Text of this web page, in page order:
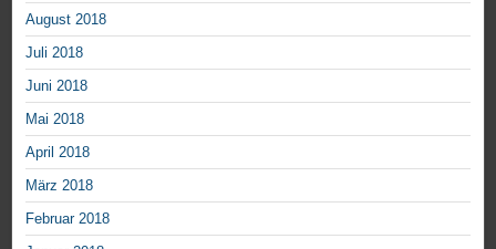
August 2018
Juli 2018
Juni 2018
Mai 2018
April 2018
März 2018
Februar 2018